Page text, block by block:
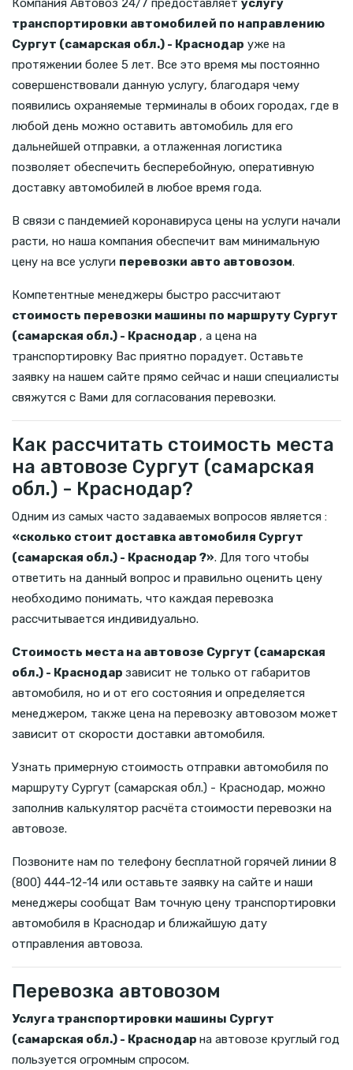
Компания Автовоз 24/7 предоставляет услугу
транспортировки автомобилей по направлению
Сургут (самарская обл.) - Краснодар уже на
протяжении более 5 лет. Все это время мы постоянно
совершенствовали данную услугу, благодаря чему
появились охраняемые терминалы в обоих городах, где в
любой день можно оставить автомобиль для его
дальнейшей отправки, а отлаженная логистика
позволяет обеспечить бесперебойную, оперативную
доставку автомобилей в любое время года.
В связи с пандемией коронавируса цены на услуги начали
расти, но наша компания обеспечит вам минимальную
цену на все услуги перевозки авто автовозом.
Компетентные менеджеры быстро рассчитают
стоимость перевозки машины по маршруту Сургут
(самарская обл.) - Краснодар , а цена на
транспортировку Вас приятно порадует. Оставьте
заявку на нашем сайте прямо сейчас и наши специалисты
свяжутся с Вами для согласования перевозки.
Как рассчитать стоимость места
на автовозе Сургут (самарская
обл.) - Краснодар?
Одним из самых часто задаваемых вопросов является :
«сколько стоит доставка автомобиля Сургут
(самарская обл.) - Краснодар ?». Для того чтобы
ответить на данный вопрос и правильно оценить цену
необходимо понимать, что каждая перевозка
рассчитывается индивидуально.
Стоимость места на автовозе Сургут (самарская
обл.) - Краснодар зависит не только от габаритов
автомобиля, но и от его состояния и определяется
менеджером, также цена на перевозку автовозом может
зависит от скорости доставки автомобиля.
Узнать примерную стоимость отправки автомобиля по
маршруту Сургут (самарская обл.) - Краснодар, можно
заполнив калькулятор расчёта стоимости перевозки на
автовозе.
Позвоните нам по телефону бесплатной горячей линии 8
(800) 444-12-14 или оставьте заявку на сайте и наши
менеджеры сообщат Вам точную цену транспортировки
автомобиля в Краснодар и ближайшую дату
отправления автовоза.
Перевозка автовозом
Услуга транспортировки машины Сургут
(самарская обл.) - Краснодар на автовозе круглый год
пользуется огромным спросом.